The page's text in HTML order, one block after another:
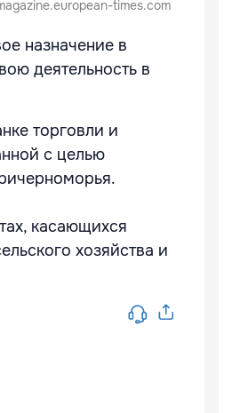
times.com
назначение в
деятельность в
торговли и
с целью
касающихся
хозяйства и